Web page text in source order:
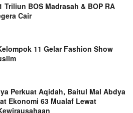
Triliun BOS Madrasah & BOP RA
Cair
11 Gelar Fashion Show
Perkuat Aqidah, Baitul Mal Abdya
Ekonomi 63 Mualaf Lewat